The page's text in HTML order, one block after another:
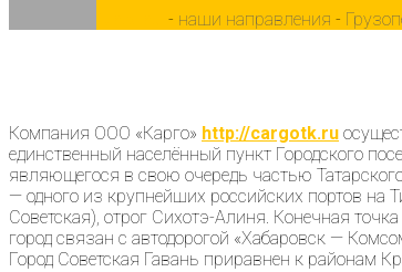
- наши направления -
Компания ООО «Карго» http://cargotk.ru
единственный населённый пункт Городского
являющегося в свою очередь частью
— одного из крупнейших российских портов на
Советская), отрог Сихотэ-Алиня. Конечная
город связан с автодорогой «Хабаровск —
Город Советская Гавань приравнен к районам